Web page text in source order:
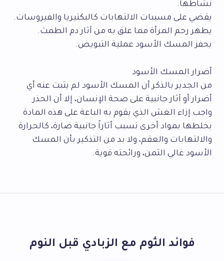
نشاطها.
يقضي على مسببات الالتهابات كالبكتيريا والفيروسات.
يطهر رحم المرأة مما علق به من آثار دم الطمث.
يحفز المسك الأسود عملية التبويض.
أضرار المسك الأسود
من الجدير بالذكر أن المسك الأسود لم يثبت عنه أي
أضرار أو آثار جانبية على صحة الإنسان، إلا أن الحذر
واجب إزاء الغش الذي يقوم به الباعة على هذه المادة
بخلطها بمواد أخرى تسبب أثاراً جانبية ضارة، كالحرارة
والالتهابات والعقم، ولا بد من التذكير بأن المسك
الأسود غالي الثمن، ورائحته قوية.
فوائد الثوم مع الزبادي قبل النوم